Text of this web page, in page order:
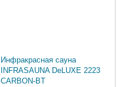
Инфракрасная сауна
INFRASAUNA DeLUXE 2223
CARBON-BT